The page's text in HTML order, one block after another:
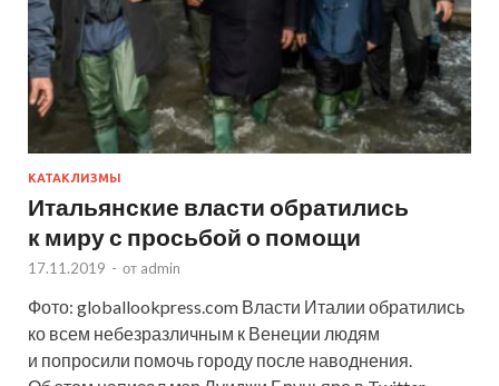
КАТАКЛИЗМЫ
Итальянские власти обратились
к миру с просьбой о помощи
17.11.2019 - от admin
Фото: globallookpress.com Власти Италии обратились
ко всем небезразличным к Венеции людям
и попросили помочь городу после наводнения.